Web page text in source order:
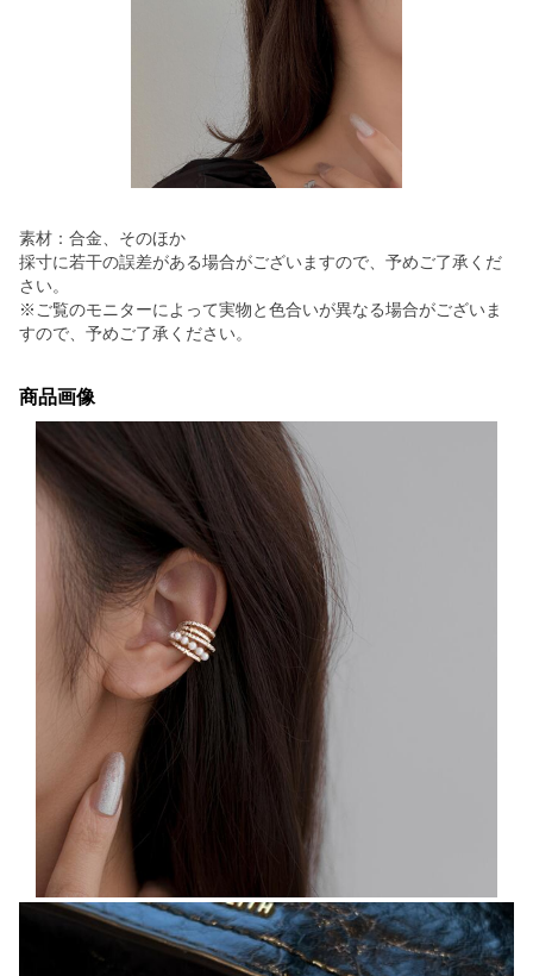
素材：合金、そのほか
採寸に若干の誤差がある場合がございますので、予めご了承くだ
さい。
※ご覧のモニターによって実物と色合いが異なる場合がございま
すので、予めご了承ください。
商品画像